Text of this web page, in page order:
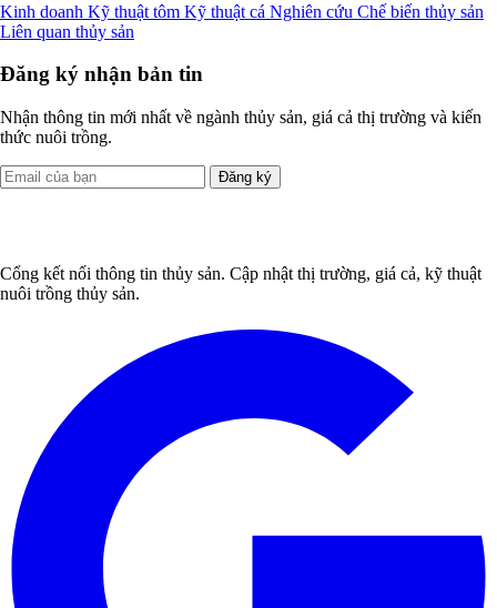
Kinh doanh Kỹ thuật tôm Kỹ thuật cá Nghiên cứu Chế biến thủy sản
Liên quan thủy sản
Đăng ký nhận bản tin
Nhận thông tin mới nhất về ngành thủy sản, giá cả thị trường và kiến
thức nuôi trồng.
Đăng ký
Cổng kết nối thông tin thủy sản. Cập nhật thị trường, giá cả, kỹ thuật
nuôi trồng thủy sản.